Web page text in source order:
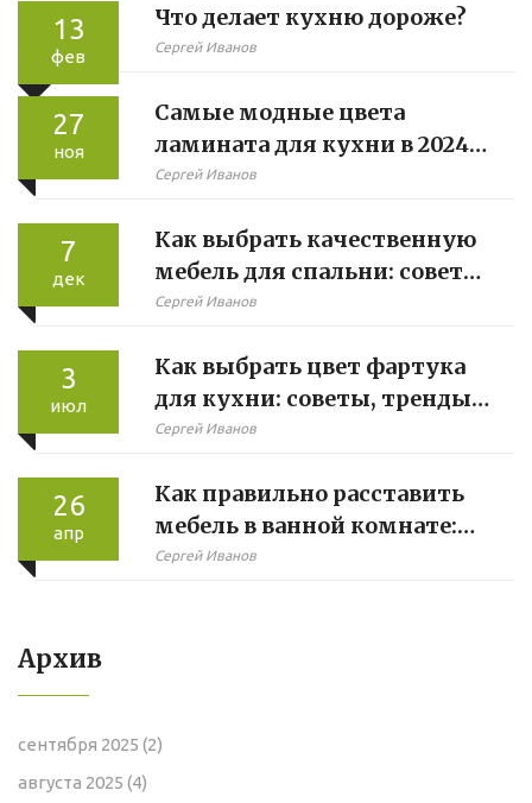
13
фев
Что делает кухню дороже?
Сергей Иванов
27
ноя
Самые модные цвета
ламината для кухни в 2024
году
Сергей Иванов
7
дек
Как выбрать качественную
мебель для спальни: советы
и рекомендации
Сергей Иванов
3
июл
Как выбрать цвет фартука
для кухни: советы, тренды
и практичные решения
Сергей Иванов
26
апр
Как правильно расставить
мебель в ванной комнате:
практичные советы
Сергей Иванов
Архив
сентября 2025 (2)
августа 2025 (4)